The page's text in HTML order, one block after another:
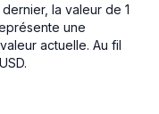
la valeur de 1
une
actuelle. Au fil